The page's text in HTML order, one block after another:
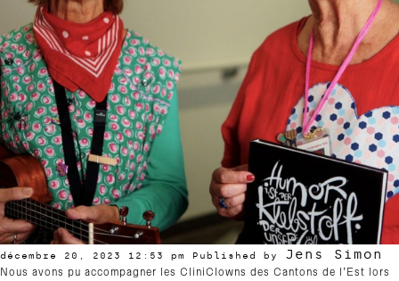
Werbeagentur
aus Eupen.
décembre 20, 2023 12:53 pm Published by Jens Simon
Nous avons pu accompagner les CliniClowns des Cantons de l’Est lors